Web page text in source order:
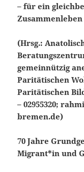
– für ein
Zusammenleben
(Hrsg.:
gemeinnützig
Paritätischen
Paritätischen
– 02955320;
bremen.de)
70 Jahre
Migrant*in und